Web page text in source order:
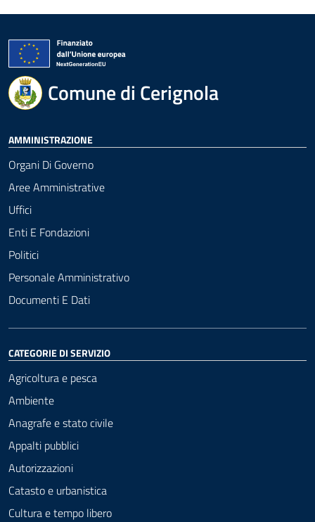
Comune di Cerignola
AMMINISTRAZIONE
Organi Di Governo
Aree Amministrative
Uffici
Enti E Fondazioni
Politici
Personale Amministrativo
Documenti E Dati
CATEGORIE DI SERVIZIO
Agricoltura e pesca
Ambiente
Anagrafe e stato civile
Appalti pubblici
Autorizzazioni
Catasto e urbanistica
Cultura e tempo libero